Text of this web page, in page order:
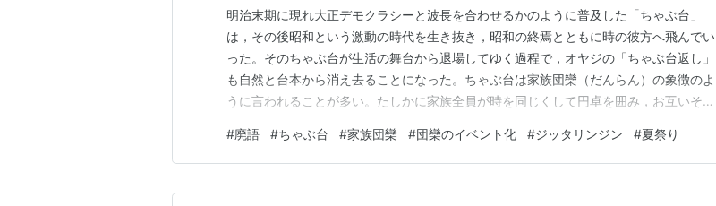
明治末期に現れ大正デモクラシーと波長を合わせるかのように普及した「ちゃぶ台」
は，その後昭和という激動の時代を生き抜き，昭和の終焉とともに時の彼方へ飛んでい
った。そのちゃぶ台が生活の舞台から退場してゆく過程で，オヤジの「ちゃぶ台返し」
も自然と台本から消え去ることになった。ちゃぶ台は家族団欒（だんらん）の象徴のよ
うに言われることが多い。たしかに家族全員が時を同じくして円卓を囲み，お互いその
べきものだ，というイメージは抱かれやすい。いかにもサザエさん的ほのぼの一家の世
界である。 だが本当に，ちゃぶ台は家族団欒の象徴，と言い…
#廃語 #ちゃぶ台 #家族団欒 #団欒のイベント化 #ジッタリンジン #夏祭り